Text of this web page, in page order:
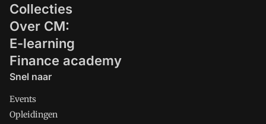
Collecties
Over CM:
E-learning
Finance academy
Snel naar
Events
Opleidingen